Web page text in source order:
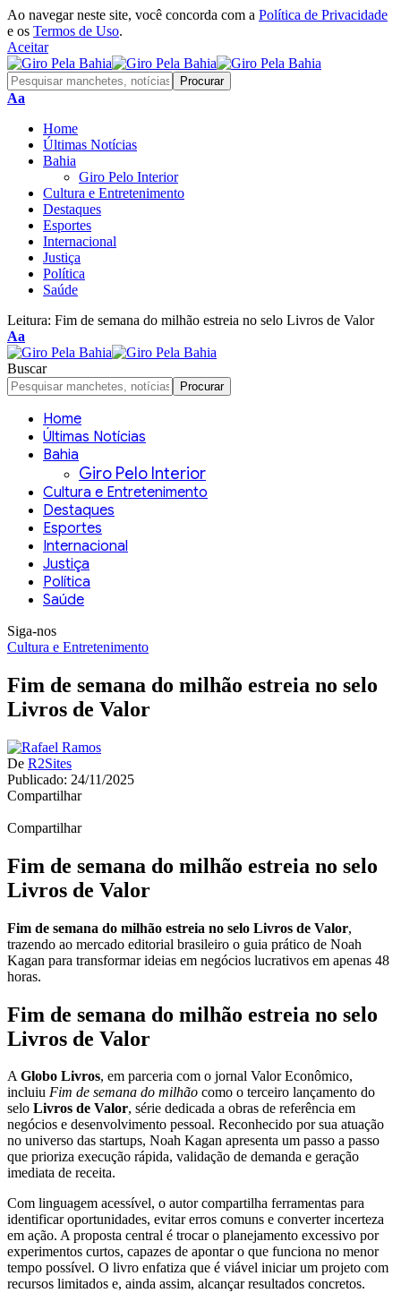
Ao navegar neste site, você concorda com a Política de Privacidade
e os Termos de Uso.
Aceitar
Aa
Home
Últimas Notícias
Bahia
Giro Pelo Interior
Cultura e Entretenimento
Destaques
Esportes
Internacional
Justiça
Política
Saúde
Leitura: Fim de semana do milhão estreia no selo Livros de Valor
Aa
Buscar
Home
Últimas Notícias
Bahia
Giro Pelo Interior
Cultura e Entretenimento
Destaques
Esportes
Internacional
Justiça
Política
Saúde
Siga-nos
Cultura e Entretenimento
Fim de semana do milhão estreia no selo
Livros de Valor
De R2Sites
Publicado: 24/11/2025
Compartilhar
Compartilhar
Fim de semana do milhão estreia no selo
Livros de Valor
Fim de semana do milhão estreia no selo Livros de Valor,
trazendo ao mercado editorial brasileiro o guia prático de Noah
Kagan para transformar ideias em negócios lucrativos em apenas 48
horas.
Fim de semana do milhão estreia no selo
Livros de Valor
AGlobo Livros, em parceria com o jornal Valor Econômico,
incluiu Fim de semana do milhão como o terceiro lançamento do
selo Livros de Valor, série dedicada a obras de referência em
negócios e desenvolvimento pessoal. Reconhecido por sua atuação
no universo das startups, Noah Kagan apresenta um passo a passo
que prioriza execução rápida, validação de demanda e geração
imediata de receita.
Com linguagem acessível, o autor compartilha ferramentas para
identificar oportunidades, evitar erros comuns e converter incerteza
em ação. A proposta central é trocar o planejamento excessivo por
experimentos curtos, capazes de apontar o que funciona no menor
tempo possível. O livro enfatiza que é viável iniciar um projeto com
recursos limitados e, ainda assim, alcançar resultados concretos.